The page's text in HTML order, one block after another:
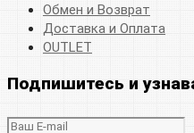
Обмен и Возврат
Доставка и Оплата
OUTLET
Подпишитесь и